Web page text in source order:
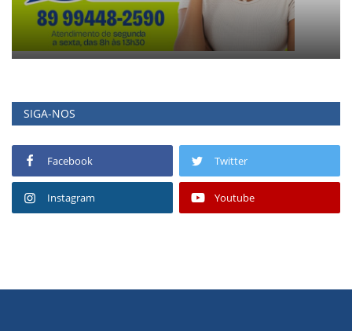
SIGA-NOS
Facebook Twitter
Instagram Youtube